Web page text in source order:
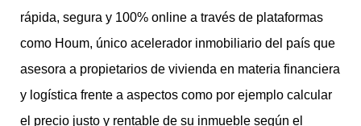
rápida, segura y 100% online a través de plataformas
como Houm, único acelerador inmobiliario del país que
asesora a propietarios de vivienda en materia financiera
y logística frente a aspectos como por ejemplo calcular
el precio justo y rentable de su inmueble según el